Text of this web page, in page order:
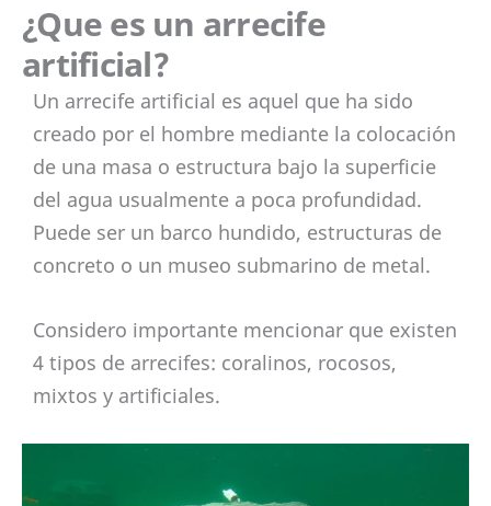
¿Que es un arrecife
artificial?
Un arrecife artificial es aquel que ha sido
creado por el hombre mediante la colocación
de una masa o estructura bajo la superficie
del agua usualmente a poca profundidad.
Puede ser un barco hundido, estructuras de
concreto o un museo submarino de metal.
Considero importante mencionar que existen
4 tipos de arrecifes: coralinos, rocosos,
mixtos y artificiales.